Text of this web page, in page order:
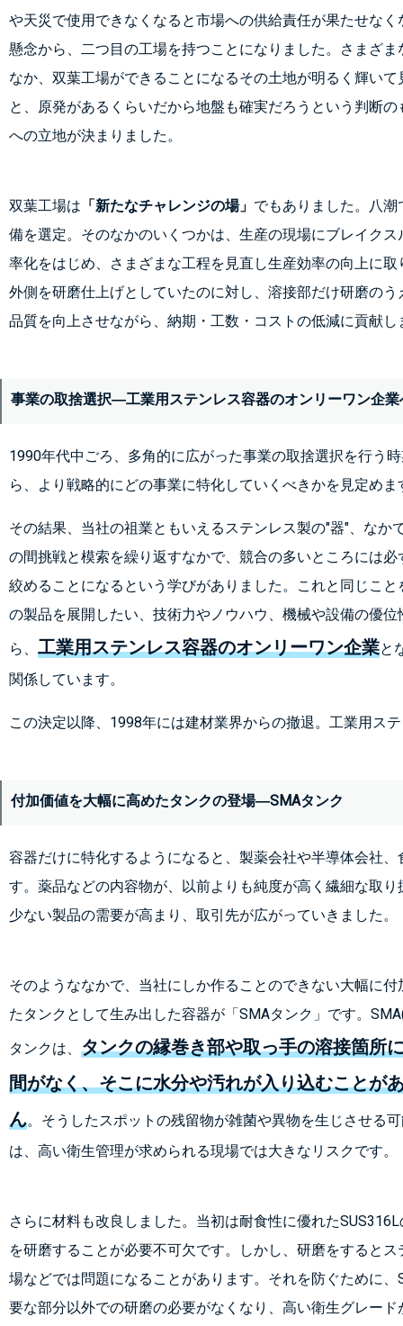
や天災で使用できなくなると市場への供給責任が果たせなく
懸念から、二つ目の工場を持つことになりました。さまざま
なか、双葉工場ができることになるその土地が明るく輝いて
と、原発があるくらいだから地盤も確実だろうという判断の
への立地が決まりました。
双葉工場は 「新たなチャレンジの場」 でもありました。八
備を選定。そのなかのいくつかは、生産の現場にブレイク
率化をはじめ、さまざまな工程を見直し生産効率の向上に
外側を研磨仕上げとしていたのに対し、溶接部だけ研磨の
品質を向上させながら、納期・工数・コストの低減に貢献し
事業の取捨選択―工業用ステンレス容器のオンリーワン企業
1990年代中ごろ、多角的に広がった事業の取捨選択を行う
ら、より戦略的にどの事業に特化していくべきかを見定めま
その結果、当社の祖業ともいえるステンレス製の"器"、な
の間挑戦と模索を繰り返すなかで、競合の多いところには
絞めることになるという学びがありました。これと同じこ
の製品を展開したい、技術力やノウハウ、機械や設備の優
ら、 工業用ステンレス容器のオンリーワン企業と
関係しています。
この決定以降、1998年には建材業界からの撤退。工業用ス
付加価値を大幅に高めたタンクの登場―SMAタンク
容器だけに特化するようになると、製薬会社や半導体会社
す。薬品などの内容物が、以前よりも純度が高く繊細な取
少ない製品の需要が高まり、取引先が広がっていきました。
そのようななかで、当社にしか作ることのできない大幅に付
たタンクとして生み出した容器が「SMAタンク」です。
タンクは、 タンクの縁巻き部や取っ手の溶接箇所
間がなく、そこに水分や汚れが入り込むことが
ん。そうしたスポットの残留物が雑菌や異物を生じさせる
は、高い衛生管理が求められる現場では大きなリスクです。
さらに材料も改良しました。当初は耐食性に優れた
を研磨することが必要不可欠です。しかし、研磨をすると
場などでは問題になることがあります。それを防ぐために
要な部分以外での研磨の必要がなくなり、高い衛生グレー